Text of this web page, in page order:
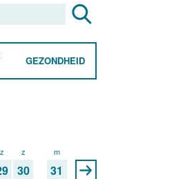
GEZONDHEID
z z
30
m
31